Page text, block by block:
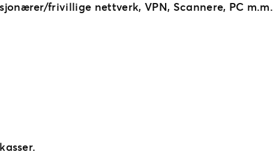
frivillige nettverk, VPN, Scannere, PC m.m.